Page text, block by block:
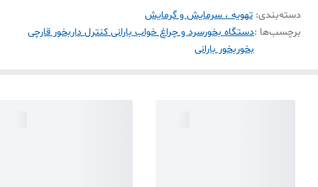
دسته‌بندی: تهویه ، سرمایش و گرمایش
برچسب‌ها :دستگاه بخورسرد و چراغ خواب بارانی کنترل داربخور قارچی
بخوربخور بارانی